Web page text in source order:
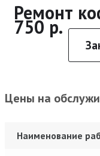
Ремонт
750 р.
Цены на
Наименование